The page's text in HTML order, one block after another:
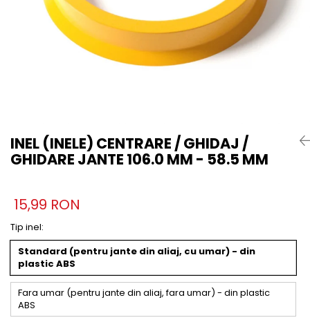
INEL (INELE) CENTRARE / GHIDAJ /
GHIDARE JANTE 106.0 MM - 58.5 MM
15,99 RON
Tip inel:
Standard (pentru jante din aliaj, cu umar) - din
plastic ABS
Fara umar (pentru jante din aliaj, fara umar) - din plastic
ABS